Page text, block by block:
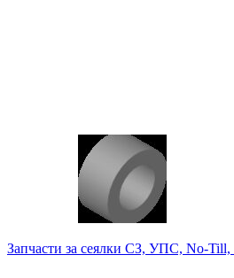
Запчасти за сеялки СЗ, УПС, No-Till,